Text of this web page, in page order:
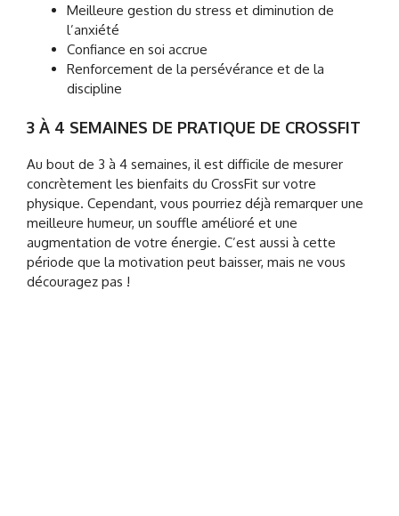
Meilleure gestion du stress et diminution de
l’anxiété
Confiance en soi accrue
Renforcement de la persévérance et de la
discipline
3 À 4 SEMAINES DE PRATIQUE DE CROSSFIT
Au bout de 3 à 4 semaines, il est difficile de mesurer
concrètement les bienfaits du CrossFit sur votre
physique. Cependant, vous pourriez déjà remarquer une
meilleure humeur, un souffle amélioré et une
augmentation de votre énergie. C’est aussi à cette
période que la motivation peut baisser, mais ne vous
découragez pas !